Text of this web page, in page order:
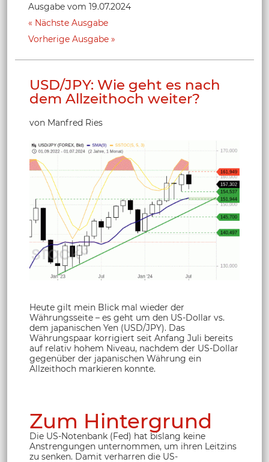
Ausgabe vom 19.07.2024
Nächste Ausgabe
Vorherige Ausgabe
USD/JPY: Wie geht es nach
dem Allzeithoch weiter?
von Manfred Ries
Heute gilt mein Blick mal wieder der
Währungsseite – es geht um den US-Dollar vs.
dem japanischen Yen (USD/JPY). Das
Währungspaar korrigiert seit Anfang Juli bereits
auf relativ hohem Niveau, nachdem der US-Dollar
gegenüber der japanischen Währung ein
Allzeithoch markieren konnte.
Zum Hintergrund
Die US-Notenbank (Fed) hat bislang keine
Anstrengungen unternommen, um ihren Leitzins
zu senken. Damit verharren die US-